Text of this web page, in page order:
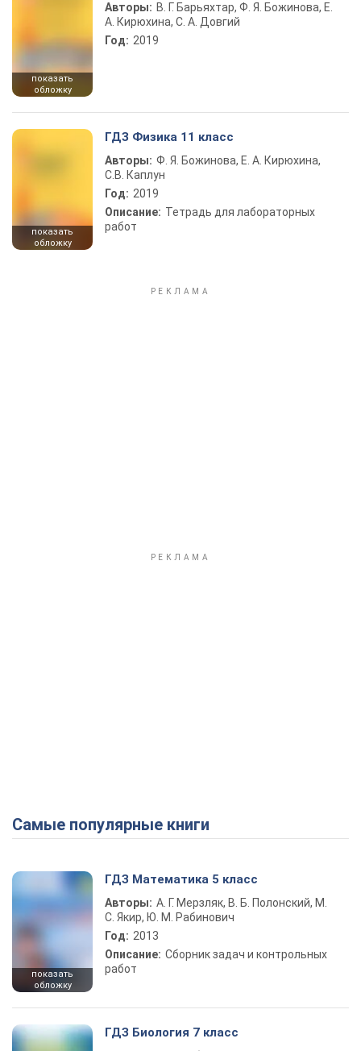
показать
обложку
Авторы: В. Г. Барьяхтар, Ф. Я. Божинова, Е.
А. Кирюхина, С. А. Довгий
Год: 2019
показать
обложку
ГДЗ Физика 11 класс
Авторы: Ф. Я. Божинова, Е. А. Кирюхина,
С.В. Каплун
Год: 2019
Описание: Тетрадь для лабораторных
работ
Самые популярные книги
показать
обложку
ГДЗ Математика 5 класс
Авторы: А. Г. Мерзляк, В. Б. Полонский, М.
С. Якир, Ю. М. Рабинович
Год: 2013
Описание: Сборник задач и контрольных
работ
ГДЗ Биология 7 класс